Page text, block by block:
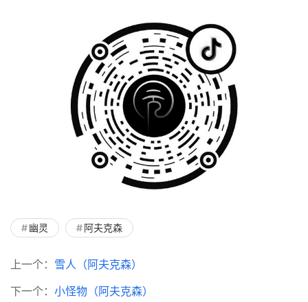
幽灵 阿夫克森
上一个： 雪人（阿夫克森）
下一个： 小怪物（阿夫克森）